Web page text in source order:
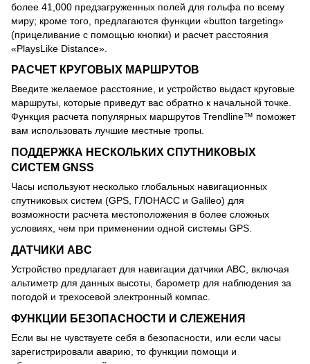
более 41,000 предзагруженных полей для гольфа по всему
миру; кроме того, предлагаются функции «button targeting»
(прицеливание с помощью кнопки) и расчет расстояния
«PlaysLike Distance».
РАСЧЕТ КРУГОВЫХ МАРШРУТОВ
Введите желаемое расстояние, и устройство выдаст круговые
маршруты, которые приведут вас обратно к начальной точке.
Функция расчета популярных маршрутов Trendline™ поможет
вам использовать лучшие местные тропы.
ПОДДЕРЖКА НЕСКОЛЬКИХ СПУТНИКОВЫХ
СИСТЕМ GNSS
Часы используют несколько глобальных навигационных
спутниковых систем (GPS, ГЛОНАСС и Galileo) для
возможности расчета местоположения в более сложных
условиях, чем при применении одной системы GPS.
ДАТЧИКИ ABC
Устройство предлагает для навигации датчики ABC, включая
альтиметр для данных высоты, барометр для наблюдения за
погодой и трехосевой электронный компас.
ФУНКЦИИ БЕЗОПАСНОСТИ И СЛЕЖЕНИЯ
Если вы не чувствуете себя в безопасности, или если часы
зарегистрировали аварию, то функции помощи и